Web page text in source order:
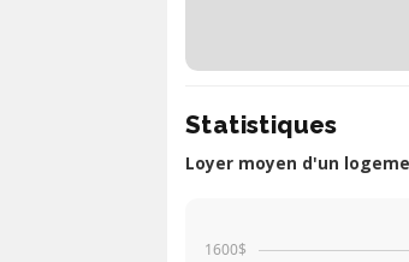
Statistiques
Loyer moyen d'un
1600$